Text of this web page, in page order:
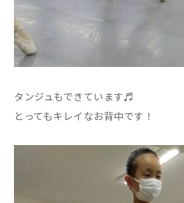
タンジュもできています♬
とってもキレイなお背中です！